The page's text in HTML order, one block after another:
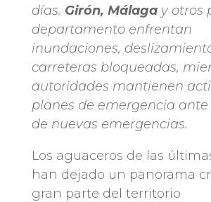
días. Girón, Málagay otros
departamento enfrentan
inundaciones,
carreteras bloqueadas,
autoridades mantienen
planes de emergencia ante
de nuevas emergencias.
Los aguaceros de las
han dejado un panorama
gran parte del territorio